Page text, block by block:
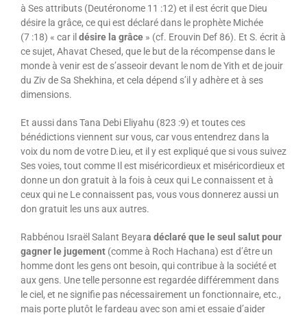
à Ses attributs (Deutéronome 11 :12) et il est écrit que Dieu
désire la grâce, ce qui est déclaré dans le prophète Michée
(7 :18) « car ildésire la grâce » (cf. Erouvin Def 86). Et S. écrit à
ce sujet, Ahavat Chesed, que le but de la récompense dans le
monde à venir est de s’asseoir devant le nom de Yith et de jouir
du Ziv de Sa Shekhina, et cela dépend s’il y adhère et à ses
dimensions.
Et aussi dans Tana Debi Eliyahu (823 :9) et toutes ces
bénédictions viennent sur vous, car vous entendrez dans la
voix du nom de votre D.ieu, et il y est expliqué que si vous suivez
Ses voies, tout comme Il est miséricordieux et miséricordieux et
donne un don gratuit à la fois à ceux qui Le connaissent et à
ceux qui ne Le connaissent pas, vous vous donnerez aussi un
don gratuit les uns aux autres.
Rabbénou Israël Salant Beyara déclaré que le seul salut pour
gagner le jugement (comme à Roch Hachana) est d’être un
homme dont les gens ont besoin, qui contribue à la société et
aux gens. Une telle personne est regardée différemment dans
le ciel, et ne signifie pas nécessairement un fonctionnaire, etc.,
mais porte plutôt le fardeau avec son ami et essaie d’aider